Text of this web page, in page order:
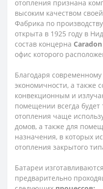
отопления признана
высоким качеством
Фабрика по
открыта в 1925 году в
состав концерна
офис которого
Благодаря
экономичности, а также
конвекционным и
помещении всегда
отопления чаще
домов, а также для
назначения, в которых
отопления закрытого
Батареи
предварительно